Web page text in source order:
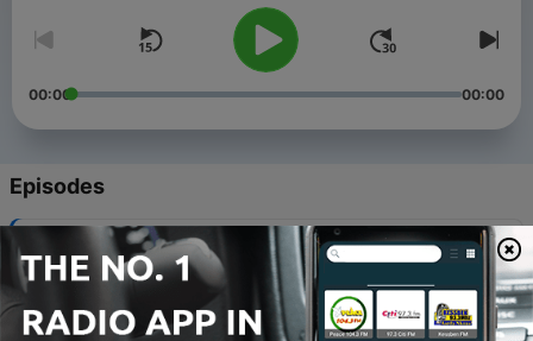
00:00 00:00
Episodes
40 - Gesang zu zweien in der Nacht
39 - Trutz, blanke Hans